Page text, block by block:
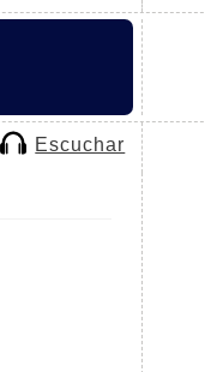
Escuchar